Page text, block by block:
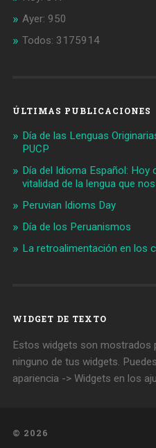
Ayer: 950
Todos: 3175914
ÚLTIMAS PUBLICACIONES
Día de las Lenguas
PUCP
Día del Idioma Español: Hoy
vitalidad de la lengua que
Peruvian Idioms Day
Día de los Peruanismos
La retroalimentación en los
WIDGET DE TEXTO
Estos widgets son mostrados
ninguno de tus widgets.
apariencia -> Widgets en los
© 2026